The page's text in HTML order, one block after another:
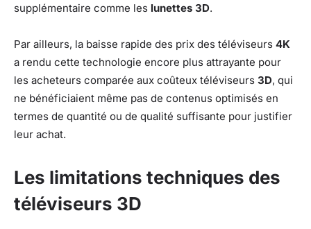
supplémentaire comme les lunettes 3D.
Par ailleurs, la baisse rapide des prix des téléviseurs 4K
a rendu cette technologie encore plus attrayante pour
les acheteurs comparée aux coûteux téléviseurs 3D, qui
ne bénéficiaient même pas de contenus optimisés en
termes de quantité ou de qualité suffisante pour justifier
leur achat.
Les limitations techniques des
téléviseurs 3D